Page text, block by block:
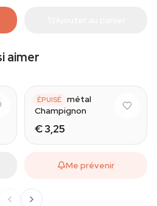
aimer
ÉPUISÉ
Pipe en métal
Champignon
€ 3,25
Me prévenir